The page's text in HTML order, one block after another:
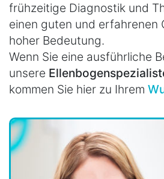
frühzeitige Diagnostik und
einen guten und erfahrenen
hoher Bedeutung.
Wenn Sie eine ausführliche
unsere
kommen Sie hier zu Ihrem